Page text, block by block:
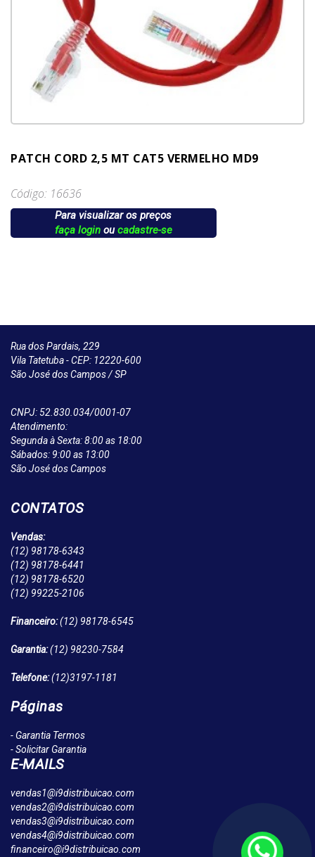
PATCH CORD 2,5 MT CAT5 VERMELHO MD9
Código: 16636
Para visualizar os preços
faça loginoucadastre-se
Rua dos Pardais, 229
Vila Tatetuba - CEP: 12220-600
São José dos Campos / SP
CNPJ: 52.830.034/0001-07
Atendimento:
Segunda à Sexta: 8:00 as 18:00
Sábados: 9:00 as 13:00
São José dos Campos
CONTATOS
Vendas:
(12) 98178-6343
(12) 98178-6441
(12) 98178-6520
(12) 99225-2106
Financeiro:(12) 98178-6545
Garantia:(12) 98230-7584
Telefone:(12)3197-1181
Páginas
- Garantia Termos
- Solicitar Garantia
E-MAILS
vendas1@i9distribuicao.com
vendas2@i9distribuicao.com
vendas3@i9distribuicao.com
vendas4@i9distribuicao.com
financeiro@i9distribuicao.com